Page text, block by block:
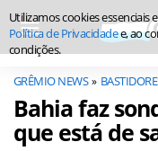
GRÊMIO NEWS
Bahia faz
que está de
Utilizamos cookies
Política de Privacidadee, ao
condições.